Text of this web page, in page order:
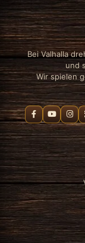
Bei Valhalla
und
Wir spielen